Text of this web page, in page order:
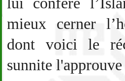
mieux cerner
dont voici le
sunnite